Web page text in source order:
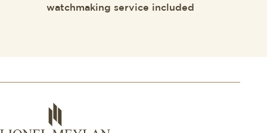
watchmaking service included